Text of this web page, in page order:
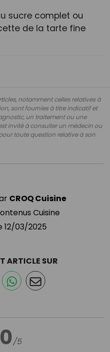
sucre complet ou
de la tarte fine
notamment celles relatives à
sont fournies à titre indicatif et
un traitement ou une
invité à consulter un médecin ou
toute question relative à son
CROQ Cuisine
Cuisine
12/03/2025
/5
ARTICLE SUR